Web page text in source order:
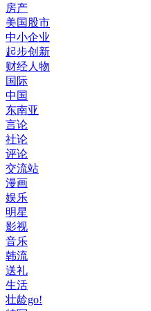
房产
美国股市
中小企业
起步创新
财经人物
国际
中国
东南亚
言论
社论
评论
交流站
漫画
娱乐
明星
影视
音乐
韩流
送礼
生活
壮龄go!